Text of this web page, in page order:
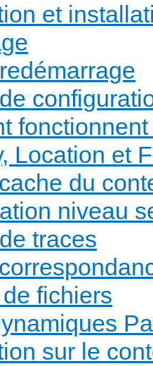
et
Location et
du
niveau
traces
fichiers
sur le